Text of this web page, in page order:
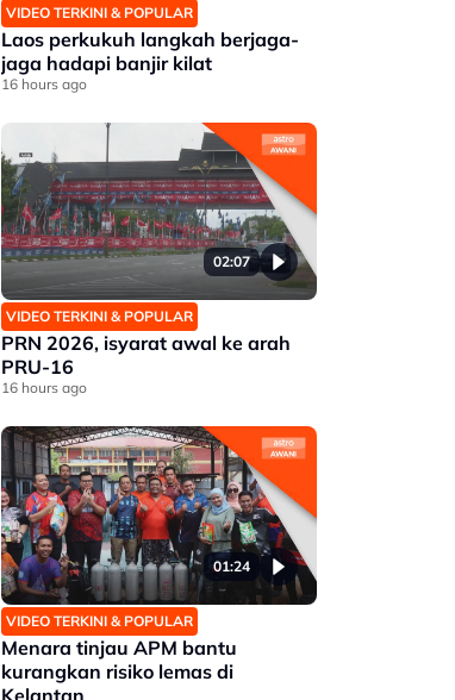
VIDEO TERKINI & POPULAR
Laos perkukuh langkah berjaga-
jaga hadapi banjir kilat
16 hours ago
02:07
VIDEO TERKINI & POPULAR
PRN 2026, isyarat awal ke arah
PRU-16
16 hours ago
01:24
VIDEO TERKINI & POPULAR
Menara tinjau APM bantu
kurangkan risiko lemas di
Kelantan